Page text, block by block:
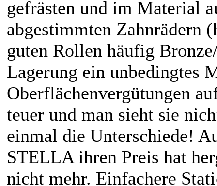
gefrästen und im Material
abgestimmten Zahnrädern
guten Rollen häufig
Lagerung ein unbedingtes
Oberflächenvergütungen
teuer und man sieht sie
einmal die Unterschiede!
STELLA ihren Preis hat
nicht mehr. Einfachere